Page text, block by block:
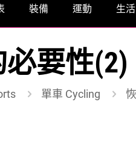
裝備 運動 生活
要性(2)
單車 Cycling